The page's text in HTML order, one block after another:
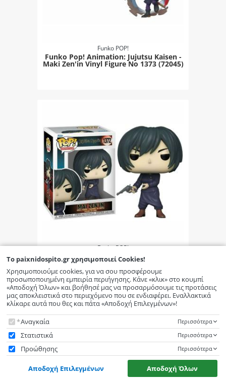
Funko POP!
Funko Pop! Animation: Jujutsu Kaisen -
Maki Zen'in Vinyl Figure Νο 1373 (72045)
Funko POP!
Funko Pop! Animation: Jujutsu Kaisen -
Mai Zen'in Vinyl Figure Νο 1372 (72044)
χρησιμοποιεί Cookies!
To paixnidospito.grχρησιμοποιεί Cookies!
Χρησιμοποιούμε cookies, για να σου προσφέρουμε
προσωποποιημένη εμπειρία περιήγησης. Κάνε «κλικ» στο κουμπί
«Αποδοχή Όλων» και βοήθησέ μας να προσαρμόσουμε τις προτάσεις
μας αποκλειστικά στο περιεχόμενο που σε ενδιαφέρει. Εναλλακτικά
κλίκαρε αυτά που θες και πάτα «Αποδοχή Επιλεγμένων»!
Topaixnidospito.gr
Αναγκαία Περισσότερα
Στατιστικά Περισσότερα
Προώθησης Περισσότερα
Αποδοχή Επιλεγμένων Αποδοχή Όλων